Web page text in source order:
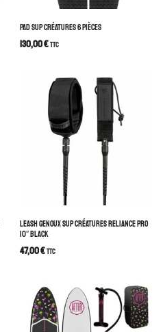
PAD SUP CRÉATURES 6 PIÈCES
130,00€TTC
LEASH GENOUX SUP CRÉATURES RELIANCE PRO
10″ BLACK
47,00€TTC